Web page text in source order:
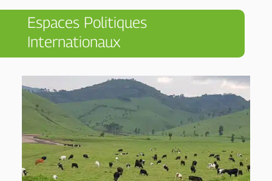
Espaces Politiques
Internationaux